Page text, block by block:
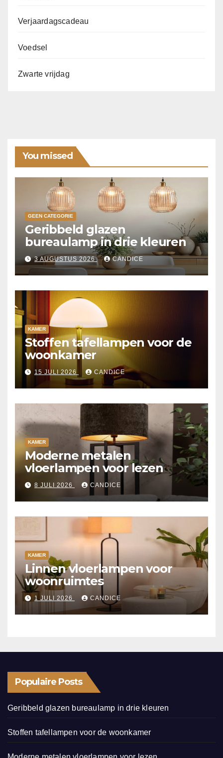
Verjaardagscadeau
Voedsel
Zwarte vrijdag
You missed
GEEN CATEGORIE
Geribbeld glazen
bureaulamp in drie kleuren
3 AUGUSTUS 2026 CANDICE
KAMER
Stoffen tafellampen voor de
woonkamer
15 JULI 2026 CANDICE
KAMER
Moderne metalen
vloerlampen voor lezen
8 JULI 2026 CANDICE
KAMER
Linnen vloerlampen voor
woonruimtes
1 JULI 2026 CANDICE
Populaire Posts
Geribbeld glazen bureaulamp in drie kleuren
Stoffen tafellampen voor de woonkamer